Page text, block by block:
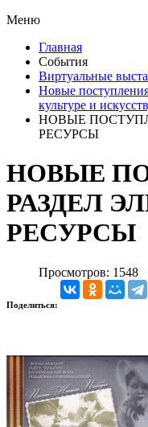
Меню
Главная
События
Виртуальные
Новые
культуре и
НОВЫЕ
РЕСУРСЫ
НОВЫЕ
РАЗДЕЛ
РЕСУРСЫ
Просмотров: 1548
Поделиться: